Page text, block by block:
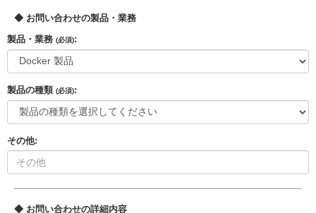
◆ お問い合わせの製品・業務
製品・業務 (必須):
製品の種類 (必須):
その他:
◆ お問い合わせの詳細内容